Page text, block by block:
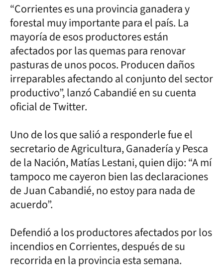
“Corrientes es una provincia ganadera y
forestal muy importante para el país. La
mayoría de esos productores están
afectados por las quemas para renovar
pasturas de unos pocos. Producen daños
irreparables afectando al conjunto del sector
productivo”, lanzó Cabandié en su cuenta
oficial de Twitter.
Uno de los que salió a responderle fue el
secretario de Agricultura, Ganadería y Pesca
de la Nación, Matías Lestani, quien dijo: “A mí
tampoco me cayeron bien las declaraciones
de Juan Cabandié, no estoy para nada de
acuerdo”.
Defendió a los productores afectados por los
incendios en Corrientes, después de su
recorrida en la provincia esta semana.